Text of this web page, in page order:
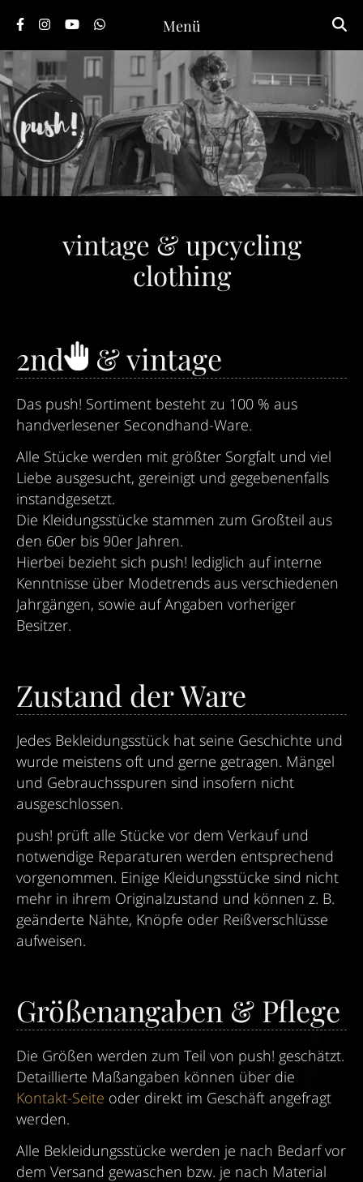
Menü
vintage & upcycling
clothing
2nd & vintage
Das push! Sortiment besteht zu 100 % aus
handverlesener Secondhand-Ware.
Alle Stücke werden mit größter Sorgfalt und viel
Liebe ausgesucht, gereinigt und gegebenenfalls
instandgesetzt.
Die Kleidungsstücke stammen zum Großteil aus
den 60er bis 90er Jahren.
Hierbei bezieht sich push! lediglich auf interne
Kenntnisse über Modetrends aus verschiedenen
Jahrgängen, sowie auf Angaben vorheriger
Besitzer.
Zustand der Ware
Jedes Bekleidungsstück hat seine Geschichte und
wurde meistens oft und gerne getragen. Mängel
und Gebrauchsspuren sind insofern nicht
ausgeschlossen.
push! prüft alle Stücke vor dem Verkauf und
notwendige Reparaturen werden entsprechend
vorgenommen. Einige Kleidungsstücke sind nicht
mehr in ihrem Originalzustand und können z. B.
geänderte Nähte, Knöpfe oder Reißverschlüsse
aufweisen.
Größenangaben & Pflege
Die Größen werden zum Teil von push! geschätzt.
Detaillierte Maßangaben können über die
Kontakt-Seite oder direkt im Geschäft angefragt
werden.
Alle Bekleidungsstücke werden je nach Bedarf vor
dem Versand gewaschen bzw. je nach Material